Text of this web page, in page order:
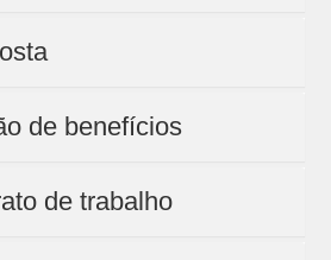
de benefícios
de trabalho